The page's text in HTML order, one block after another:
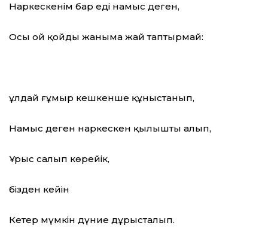
Наркескенім бар еді намыс деген,
Осы ой қойды жаныма жай таптырмай:
Құлдай ғұмыр кешкенше құныстанып,
Намыс деген наркескен қылышты алып,
Ұрыс салып көрейік,
бізден кейін
Кетер мүмкін дүние дұрысталып.